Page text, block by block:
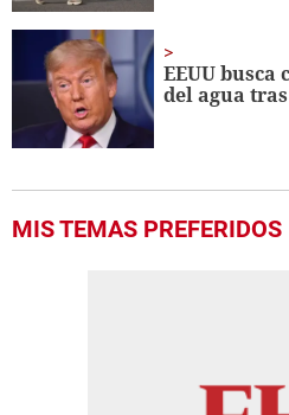
EEUU busca
del agua
MIS TEMAS PREFERIDOS